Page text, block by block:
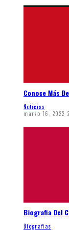
Conoce Más
Noticias
marzo 16, 2022
Biografia Del
Biografias